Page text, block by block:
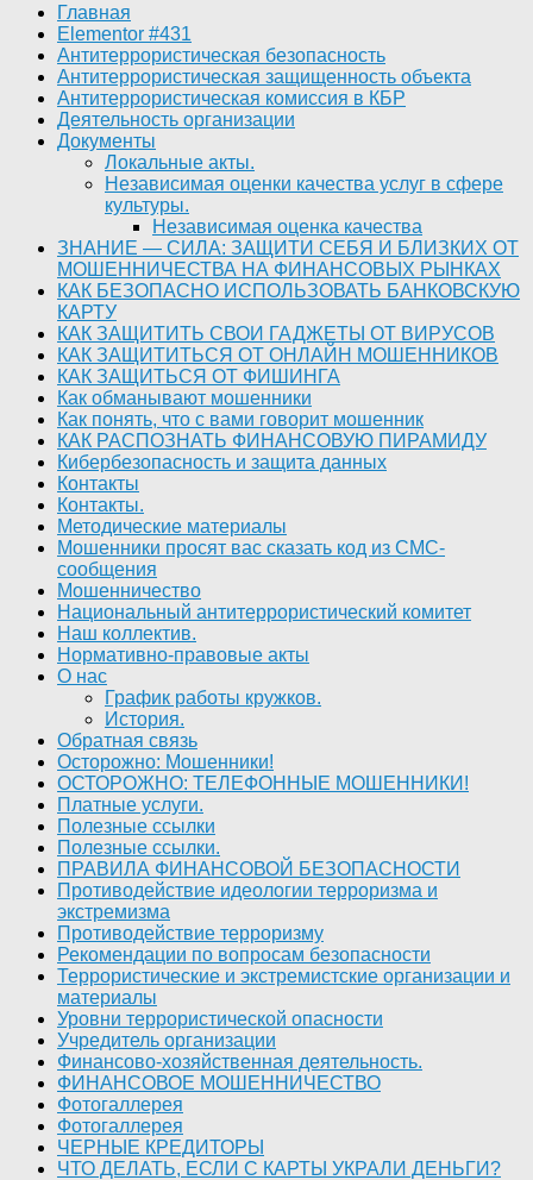
Главная
Elementor #431
Антитеррористическая безопасность
Антитеррористическая защищенность объекта
Антитеррористическая комиссия в КБР
Деятельность организации
Документы
Локальные акты.
Независимая оценки качества услуг в сфере
культуры.
Независимая оценка качества
ЗНАНИЕ — СИЛА: ЗАЩИТИ СЕБЯ И БЛИЗКИХ ОТ
МОШЕННИЧЕСТВА НА ФИНАНСОВЫХ РЫНКАХ
КАК БЕЗОПАСНО ИСПОЛЬЗОВАТЬ БАНКОВСКУЮ
КАРТУ
КАК ЗАЩИТИТЬ СВОИ ГАДЖЕТЫ ОТ ВИРУСОВ
КАК ЗАЩИТИТЬСЯ ОТ ОНЛАЙН МОШЕННИКОВ
КАК ЗАЩИТЬСЯ ОТ ФИШИНГА
Как обманывают мошенники
Как понять, что с вами говорит мошенник
КАК РАСПОЗНАТЬ ФИНАНСОВУЮ ПИРАМИДУ
Кибербезопасность и защита данных
Контакты
Контакты.
Методические материалы
Мошенники просят вас сказать код из СМС-
сообщения
Мошенничество
Национальный антитеррористический комитет
Наш коллектив.
Нормативно-правовые акты
О нас
График работы кружков.
История.
Обратная связь
Осторожно: Мошенники!
ОСТОРОЖНО: ТЕЛЕФОННЫЕ МОШЕННИКИ!
Платные услуги.
Полезные ссылки
Полезные ссылки.
ПРАВИЛА ФИНАНСОВОЙ БЕЗОПАСНОСТИ
Противодействие идеологии терроризма и
экстремизма
Противодействие терроризму
Рекомендации по вопросам безопасности
Террористические и экстремистские организации и
материалы
Уровни террористической опасности
Учредитель организации
Финансово-хозяйственная деятельность.
ФИНАНСОВОЕ МОШЕННИЧЕСТВО
Фотогаллерея
Фотогаллерея
ЧЕРНЫЕ КРЕДИТОРЫ
ЧТО ДЕЛАТЬ, ЕСЛИ С КАРТЫ УКРАЛИ ДЕНЬГИ?